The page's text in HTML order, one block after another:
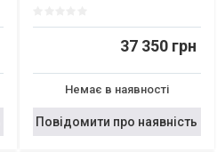
37 350 грн
Немає в наявності
Повідомити про наявність